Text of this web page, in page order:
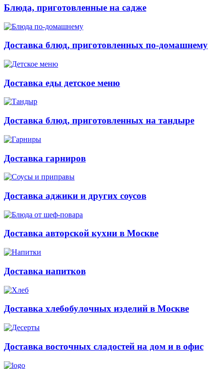
Блюда, приготовленные на садже
Доставка блюд, приготовленных по-домашнему
Доставка еды детское меню
Доставка блюд, приготовленных на тандыре
Доставка гарниров
Доставка аджики и других соусов
Доставка авторской кухни в Москве
Доставка напитков
Доставка хлебобулочных изделий в Москве
Доставка восточных сладостей на дом и в офис